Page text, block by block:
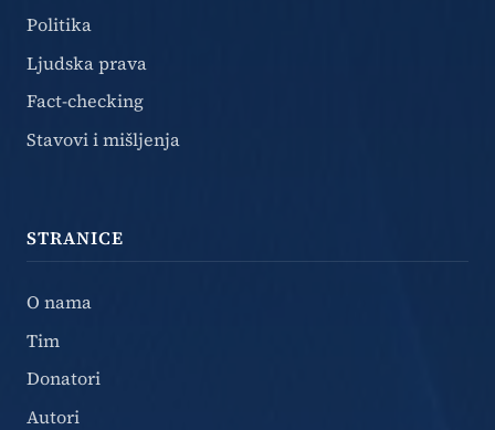
Politika
Ljudska prava
Fact-checking
Stavovi i mišljenja
STRANICE
O nama
Tim
Donatori
Autori